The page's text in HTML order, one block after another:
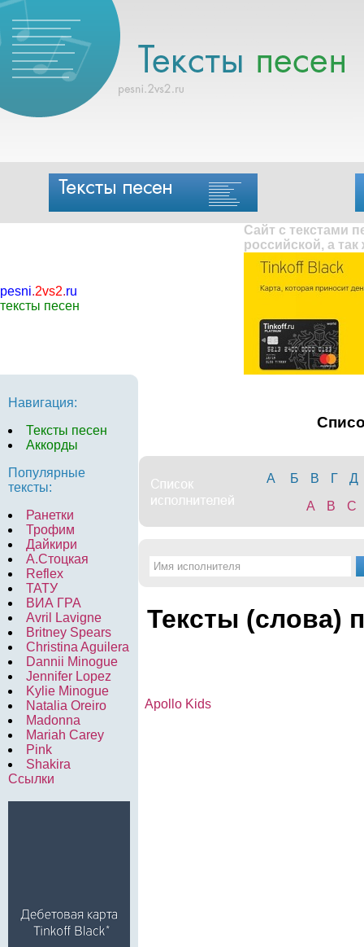
pesni.2vs2.ru
тексты песен
Сайт с текстами
российской, а
Навигация:
Тексты песен
Аккорды
Популярные
тексты:
Ранетки
Трофим
Дайкири
А.Стоцкая
Reflex
ТАТУ
ВИА ГРА
Avril Lavigne
Britney Spears
Christina Aguilera
Dannii Minogue
Jennifer Lopez
Kylie Minogue
Natalia Oreiro
Madonna
Mariah Carey
Pink
Shakira
Ссылки
А Б В Г
Д
A
B C
Тексты (слова)
Apollo Kids